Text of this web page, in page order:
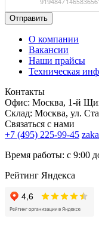
Отправить
О компании
Вакансии
Наши прайсы
Техническая
Контакты
Офис: Москва, 1-й
Склад: Москва, ул.
Связаться с нами
+7 (495) 225-99-45
Время работы: с 9:00
Рейтинг Яндекса